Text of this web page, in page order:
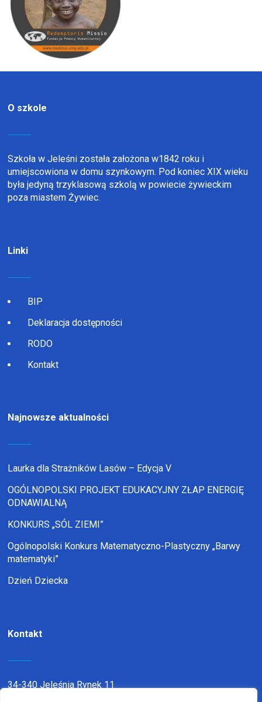
O szkole
Szkoła w Jeleśni została założona w1842 roku i
umiejscowiona w domu szynkowym. Pod koniec XIX wieku
była jedyną trzyklasową szkolą w powiecie żywieckim
poza miastem Żywiec.
Linki
BIP
Deklaracja dostępności
RODO
Kontakt
Najnowsze aktualności
Laurka dla Strażników Lasów – Edycja V
OGÓLNOPOLSKI PROJEKT EDUKACYJNY ZŁAP ENERGIĘ
ODNAWIALNĄ
KONKURS „SÓL ZIEMI”
Ogólnopolski Konkurs Matematyczno-Plastyczny „Barwy
matematyki”
Dzień Dziecka
Kontakt
34-340 Jeleśnia Rynek 11